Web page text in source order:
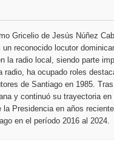
Gricelio de Jesús Núñez
reconocido locutor
la radio local, siendo parte
radio, ha ocupado roles
de Santiago en 1985.
y continuó su trayectoria
la Presidencia en años
en el período 2016 al 2024.